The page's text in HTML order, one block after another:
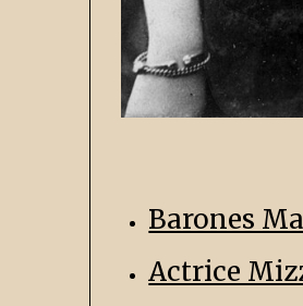
Barones
Actrice